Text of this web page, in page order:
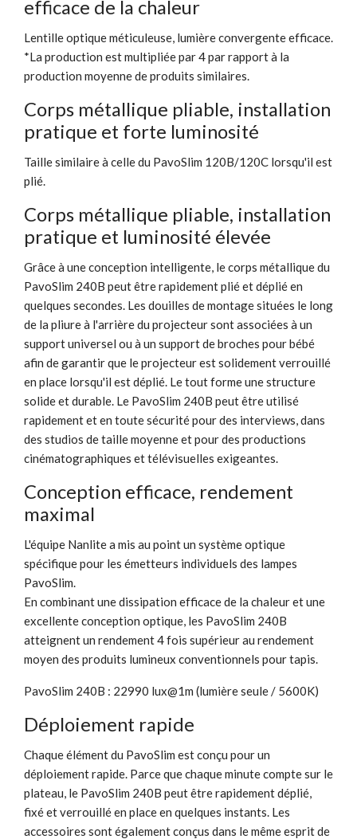
efficace de la chaleur
Lentille optique méticuleuse, lumière convergente efficace.
*La production est multipliée par 4 par rapport à la
production moyenne de produits similaires.
Corps métallique pliable, installation
pratique et forte luminosité
Taille similaire à celle du PavoSlim 120B/120C lorsqu'il est
plié.
Corps métallique pliable, installation
pratique et luminosité élevée
Grâce à une conception intelligente, le corps métallique du
PavoSlim 240B peut être rapidement plié et déplié en
quelques secondes. Les douilles de montage situées le long
de la pliure à l'arrière du projecteur sont associées à un
support universel ou à un support de broches pour bébé
afin de garantir que le projecteur est solidement verrouillé
en place lorsqu'il est déplié. Le tout forme une structure
solide et durable. Le PavoSlim 240B peut être utilisé
rapidement et en toute sécurité pour des interviews, dans
des studios de taille moyenne et pour des productions
cinématographiques et télévisuelles exigeantes.
Conception efficace, rendement
maximal
L'équipe Nanlite a mis au point un système optique
spécifique pour les émetteurs individuels des lampes
PavoSlim.
En combinant une dissipation efficace de la chaleur et une
excellente conception optique, les PavoSlim 240B
atteignent un rendement 4 fois supérieur au rendement
moyen des produits lumineux conventionnels pour tapis.
PavoSlim 240B : 22990 lux@1m (lumière seule / 5600K)
Déploiement rapide
Chaque élément du PavoSlim est conçu pour un
déploiement rapide. Parce que chaque minute compte sur le
plateau, le PavoSlim 240B peut être rapidement déplié,
fixé et verrouillé en place en quelques instants. Les
accessoires sont également conçus dans le même esprit de